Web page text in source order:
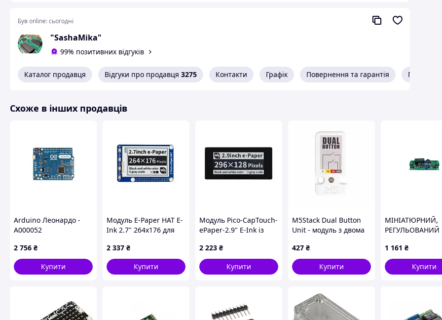
Був online:сьогодні
"SashaMika"
99% позитивних відгуків
Каталог продавця Відгуки про продавця 3275 Контакти Графік Повернення та гарантія Про
Схоже в інших продавців
Arduino Леонардо -
A000052
2 756 ₴
Купити
Модуль E-Paper HAT E-
Ink 2.7" 264x176 для
Waveshare 13354 3754
2 337 ₴
Купити
Модуль Pico-CapTouch-
ePaper-2.9" E-Ink із
для Raspberry Pi Pico -
Waveshare 20051
2 223 ₴
Купити
M5Stack Dual Button
Unit - модуль з двома
427 ₴
Купити
МІНІАТЮРНИЙ,
РЕГУЛЬОВАНИЙ
СТАБІЛІЗАТОР -
ДЛЯ
AVT1762 B
1 161 ₴
Купити